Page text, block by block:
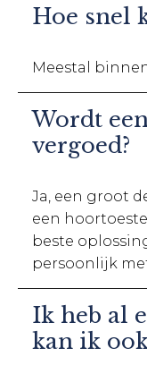
Hoe snel
Meestal
Wordt
vergoed?
Ja, een groot
een
beste
persoonlijk
Ik heb al
kan ik